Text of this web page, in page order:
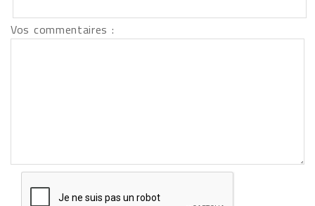
Vos commentaires :